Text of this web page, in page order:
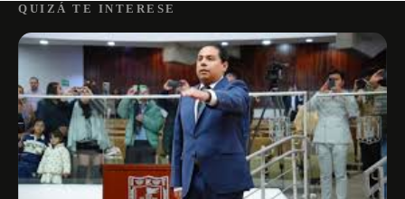
QUIZÁ TE INTERESE